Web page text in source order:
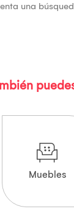
una
Muebles